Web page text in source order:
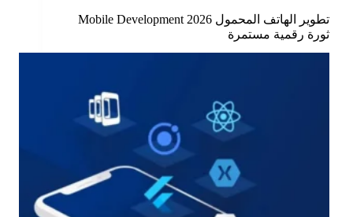
تطوير الهاتف المحمول Mobile Development 2026
ثورة رقمية مستمرة